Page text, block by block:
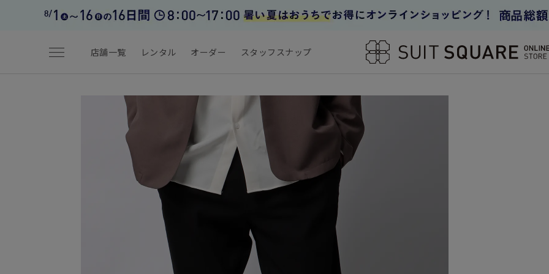
menu 店舗一覧 レンタル オーダー スタッフスナップ